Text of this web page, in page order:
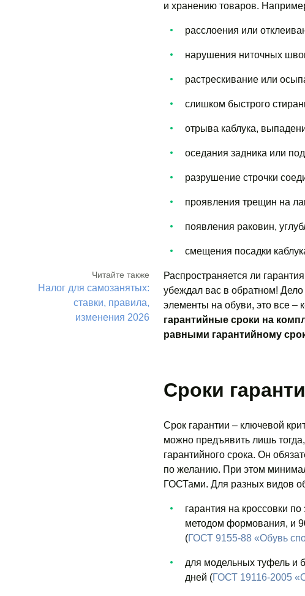
и хранению товаров.
расслоения или
нарушения ниточных
растрескивание или
слишком быстрого
отрыва каблука,
оседания задника или
разрушение строчки
проявления трещин на
появления раковин,
смещения посадки
Распространяется ли
убеждал вас в обратном!
элементы на обуви, это все –
гарантийные сроки на
равными гарантийному
Читайте также
Налог для самозанятых:
ставки, правила,
изменения 2026
Сроки
Срок гарантии – ключевой
можно предъявить лишь
гарантийного срока. Он
по желанию. При этом
ГОСТами. Для разных видов
гарантия на кроссовки
методом формования, и
(ГОСТ 9155-88 «Обувь
для модельных туфель и
дней (ГОСТ 19116-2005